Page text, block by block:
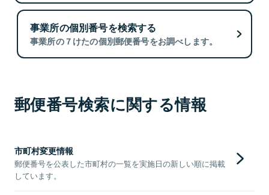
事業所の個別番号を検索する
事業所の７けたの個別郵便番号をお調べします。
郵便番号検索に関する情報
市町村変更情報
郵便番号を公表した市町村の一覧を実施日の新しい順に掲載
しています。